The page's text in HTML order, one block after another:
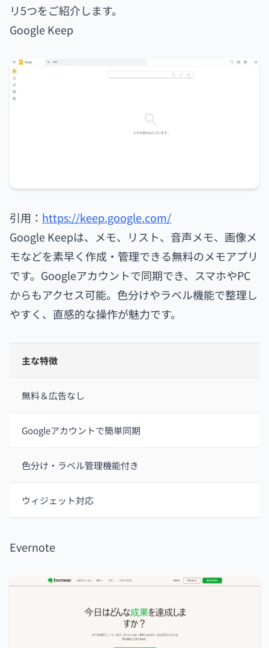
リ5つをご紹介します。
Google Keep
引用： https://keep.google.com/
Google Keepは、メモ、リスト、音声メモ、画像メ
モなどを素早く作成・管理できる無料のメモアプリ
です。Googleアカウントで同期でき、スマホやPC
からもアクセス可能。色分けやラベル機能で整理し
やすく、直感的な操作が魅力です。
主な特徴
無料＆広告なし
Googleアカウントで簡単同期
色分け・ラベル管理機能付き
ウィジェット対応
Evernote